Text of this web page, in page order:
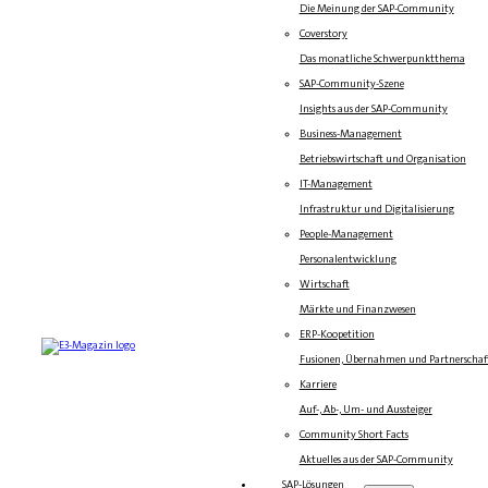
Die Meinung der SAP-Community
Coverstory
Das monatliche Schwerpunktthema
SAP-Community-Szene
Insights aus der SAP-Community
Business-Management
Betriebswirtschaft und Organisation
IT-Management
Infrastruktur und Digitalisierung
People-Management
Personalentwicklung
Wirtschaft
Märkte und Finanzwesen
ERP-Koopetition
Fusionen, Übernahmen und
Karriere
Auf-, Ab-, Um- und Aussteiger
Community Short Facts
Aktuelles aus der SAP-Community
SAP-Lösungen